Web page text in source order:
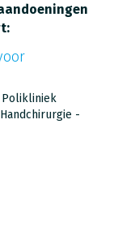
Polikliniek
-